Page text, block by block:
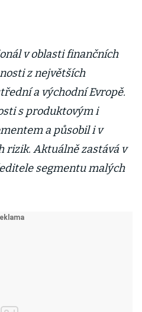
v oblasti finančních
z největších
a východní Evropě.
s produktovým i
a působil i v
rizik. Aktuálně zastává v
segmentu malých